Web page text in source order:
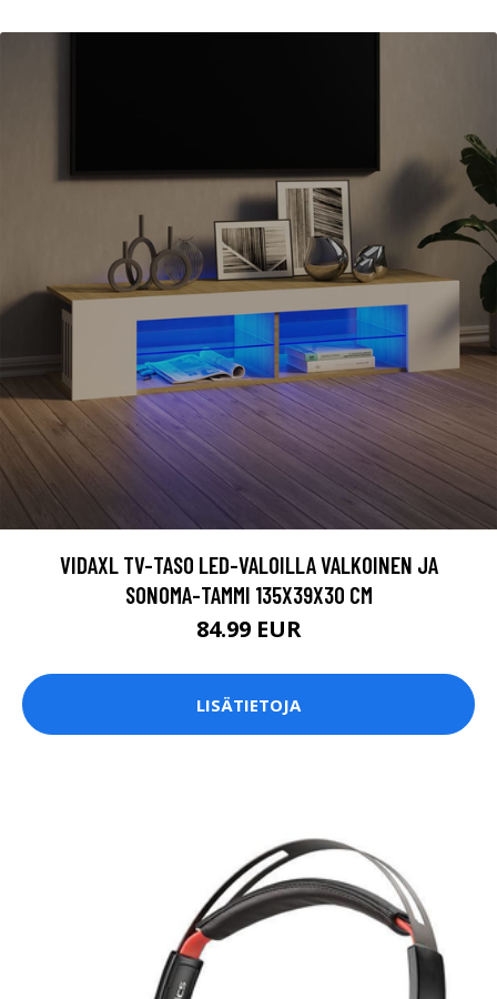
VIDAXL TV-TASO LED-VALOILLA VALKOINEN JA
SONOMA-TAMMI 135X39X30 CM
84.99 EUR
LISÄTIETOJA